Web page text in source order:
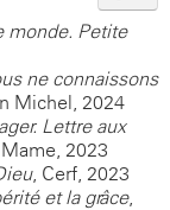
monde. Petite
ne connaissons
Michel, 2024
Lettre aux
2023
, Cerf, 2023
et la grâce,